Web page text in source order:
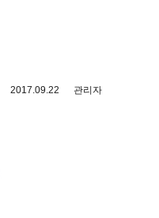
2017.09.22 관리자